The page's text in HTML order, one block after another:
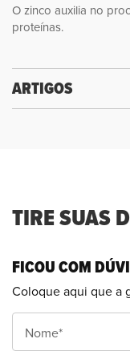
O zinco auxilia no
proteínas.
ARTIGOS
TIRE SUAS
FICOU COM
Coloque aqui que a
Nome*